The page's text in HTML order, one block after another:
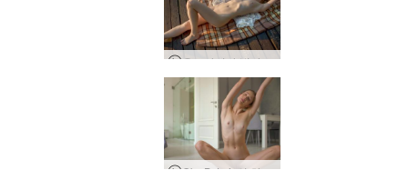
우크라이나 빌라 체르크바 빅토리아의 하루
Oks B. Lviv의 하루, 우크라이나